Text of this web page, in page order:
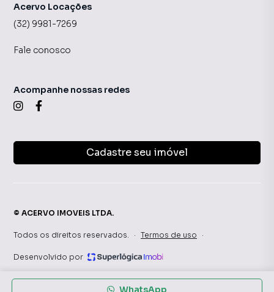
WhatsApp
Acervo Locações
(32) 9981-7269
Fale conosco
Cadastre seu imóvel
Acompanhe nossas redes
© ACERVO IMOVEIS LTDA.
Todos os direitos reservados. · Termos de uso ·
Desenvolvido por